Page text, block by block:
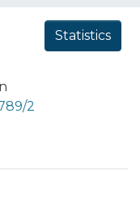
2
Statistics